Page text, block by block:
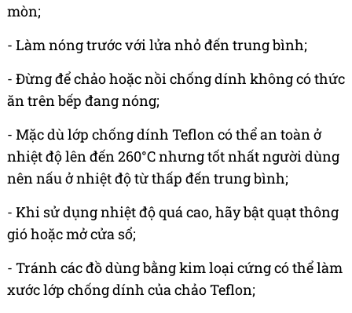
mòn;
- Làm nóng trước với lửa nhỏ đến trung bình;
- Đừng để chảo hoặc nồi chống dính không có thức
ăn trên bếp đang nóng;
- Mặc dù lớp chống dính Teflon có thể an toàn ở
nhiệt độ lên đến 260°C nhưng tốt nhất người dùng
nên nấu ở nhiệt độ từ thấp đến trung bình;
- Khi sử dụng nhiệt độ quá cao, hãy bật quạt thông
gió hoặc mở cửa sổ;
- Tránh các đồ dùng bằng kim loại cứng có thể làm
xước lớp chống dính của chảo Teflon;